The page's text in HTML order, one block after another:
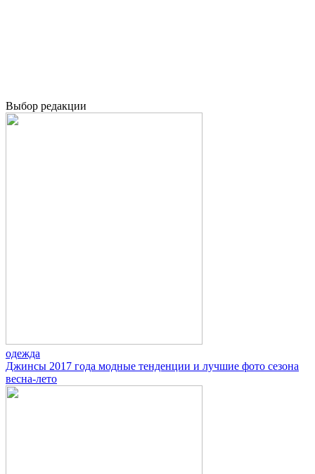
Выбор редакции
одежда
Джинсы 2017 года модные тенденции и лучшие фото сезона
весна-лето